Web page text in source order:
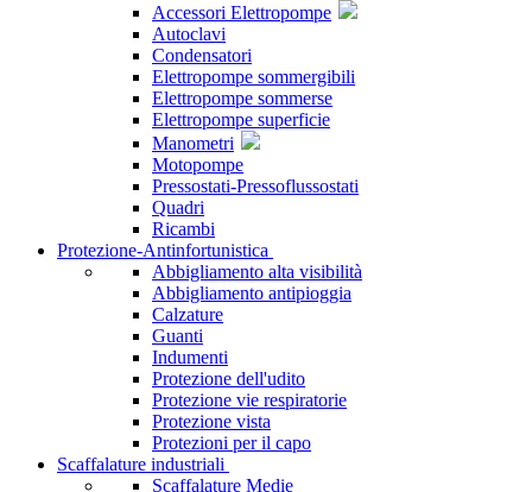
Accessori Elettropompe
Autoclavi
Condensatori
Elettropompe sommergibili
Elettropompe sommerse
Elettropompe superficie
Manometri
Motopompe
Pressostati-Pressoflussostati
Quadri
Ricambi
Protezione-Antinfortunistica
Abbigliamento alta visibilità
Abbigliamento antipioggia
Calzature
Guanti
Indumenti
Protezione dell'udito
Protezione vie respiratorie
Protezione vista
Protezioni per il capo
Scaffalature industriali
Scaffalature Medie